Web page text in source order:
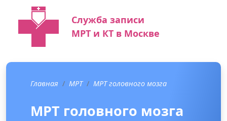
Служба записи
МРТ и КТ в Москве
Главная МРТ МРТ головного мозга
МРТ головного мозга